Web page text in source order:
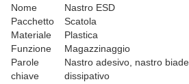
Nome
Nastro ESD
Pacchetto
Scatola
Materiale
Plastica
Funzione
Magazzinaggio
Parole
chiave
Nastro adesivo, nastro
dissipativo